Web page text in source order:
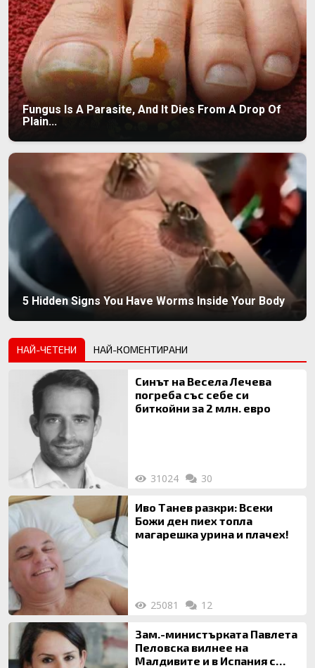
Fungus Is A Parasite, And It Dies From A Drop Of
Plain...
5 Hidden Signs You Have Worms Inside Your Body
НАЙ-ЧЕТЕНИ НАЙ-КОМЕНТИРАНИ
Синът на Весела Лечева
погреба със себе си
биткойни за 2 млн. евро
31024 30
Иво Танев разкри: Всеки
Божи ден пиех топла
магарешка урина и плачех!
25081 12
Зам.-министърката Павлета
Пеловска вилнее на
Малдивите и в Испания с